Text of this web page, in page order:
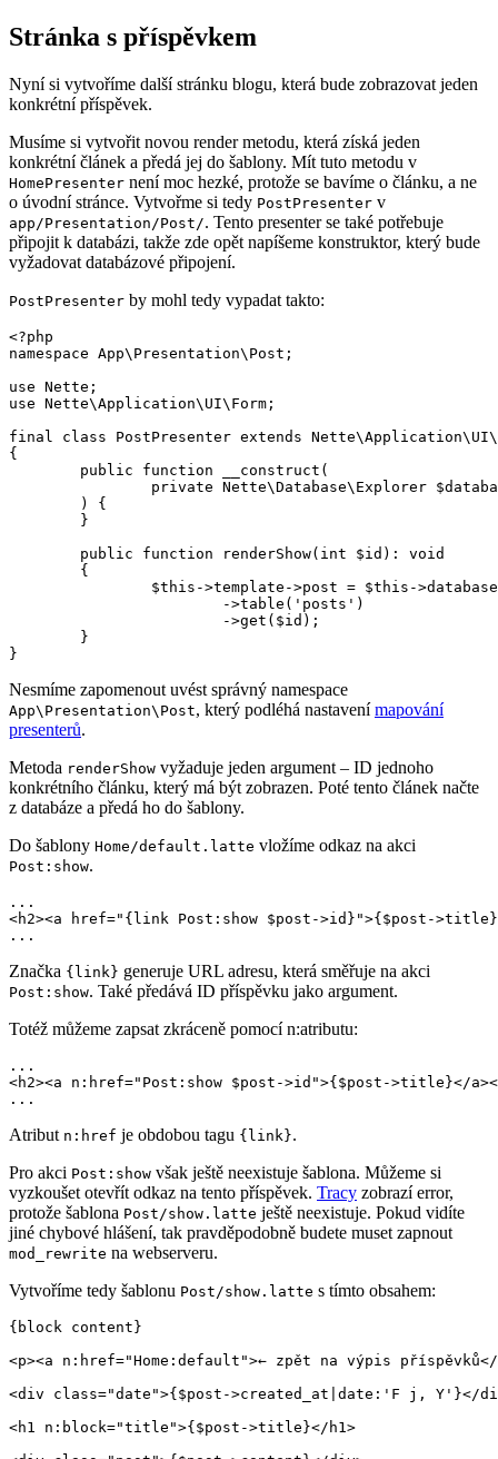
Stránka s příspěvkem
Nyní si vytvoříme další stránku blogu, která bude zobrazovat jeden
konkrétní příspěvek.
Musíme si vytvořit novou render metodu, která získá jeden
konkrétní článek a předá jej do šablony. Mít tuto metodu v
HomePresenter není moc hezké, protože se bavíme o článku, a ne
o úvodní stránce. Vytvořme si tedy PostPresenter v
app/Presentation/Post/. Tento presenter se také potřebuje
připojit k databázi, takže zde opět napíšeme konstruktor, který bude
vyžadovat databázové připojení.
PostPresenter by mohl tedy vypadat takto:
<?php
namespace App\Presentation\Post;
use Nette;
use Nette\Application\UI\Form;
final class PostPresenter extends
{
Nesmíme zapomenout uvést správný namespace
App\Presentation\Post, který podléhá nastavenímapování
presenterů.
Metoda renderShow vyžaduje jeden argument – ID jednoho
konkrétního článku, který má být zobrazen. Poté tento článek načte
z databáze a předá ho do šablony.
Do šablony Home/default.latte vložíme odkaz na akci
Post:show.
...
<h2><a href="{link Post:show $post->id}">{$post-
Značka {link} generuje URL adresu, která směřuje na akci
Post:show. Také předává ID příspěvku jako argument.
Totéž můžeme zapsat zkráceně pomocí n:atributu:
...
<h2><a n:href="Post:show $post->id">{$post->title}</
Atribut n:href je obdobou tagu {link}.
Pro akci Post:show však ještě neexistuje šablona. Můžeme si
vyzkoušet otevřít odkaz na tento příspěvek. Tracy zobrazí error,
protože šablona Post/show.latte ještě neexistuje. Pokud vidíte
jiné chybové hlášení, tak pravděpodobně budete muset zapnout
mod_rewrite na webserveru.
Vytvoříme tedy šablonu Post/show.latte s tímto obsahem:
{block content}
<p><a n:href="Home:default">← zpět na výpis příspěvků</
<div class="date">{$post->created_at|date:'F j, Y'}</
<h1 n:block="title">{$post->title}</h1>